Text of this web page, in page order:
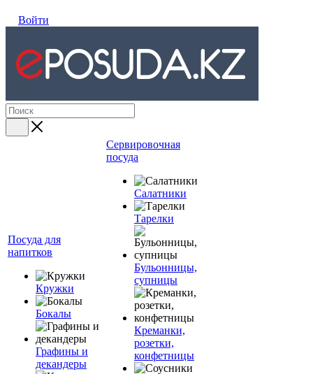
Войти
Посуда для
напитков
Кружки
Бокалы
Графины и
декандеры
Сервировочная
посуда
Салатники
Тарелки
Бульонницы,
супницы
Креманки,
розетки,
конфетницы